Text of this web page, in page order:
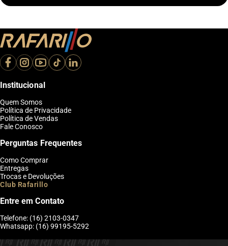
Institucional
Quem Somos
Política de Privacidade
Política de Vendas
Fale Conosco
Perguntas Frequentes
Como Comprar
Entregas
Trocas e Devoluções
Club Rafarillo
Entre em Contato
Telefone: (16) 2103-0347
Whatsapp: (16) 99195-5292